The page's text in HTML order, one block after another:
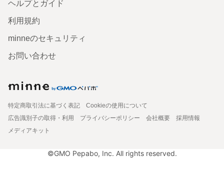
ヘルプとガイド
利用規約
minneのセキュリティ
お問い合わせ
特定商取引法に基づく表記
Cookieの使用について
広告識別子の取得・利用
プライバシーポリシー 会社概要
採用情報
メディアキット
©GMO Pepabo, Inc. All rights reserved.